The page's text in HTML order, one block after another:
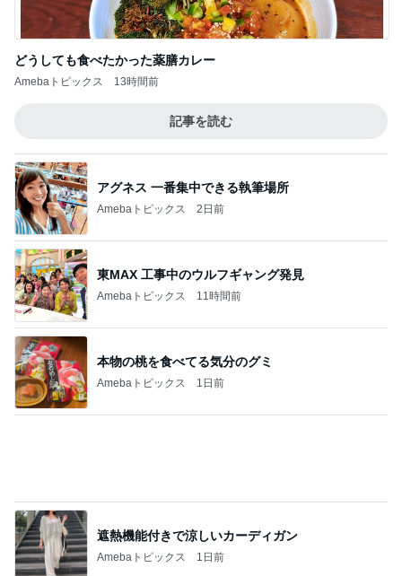
アグネス 一番集中できる執筆場所
Amebaトピックス 2日前
Amebaトピックス 11時間前
本物の桃を食べてる気分のグミ
Amebaトピックス 1日前
遮熱機能付きで涼しいカーディガン
Amebaトピックス 1日前
参観に来ない夫が行きたいと主張
Amebaトピックス